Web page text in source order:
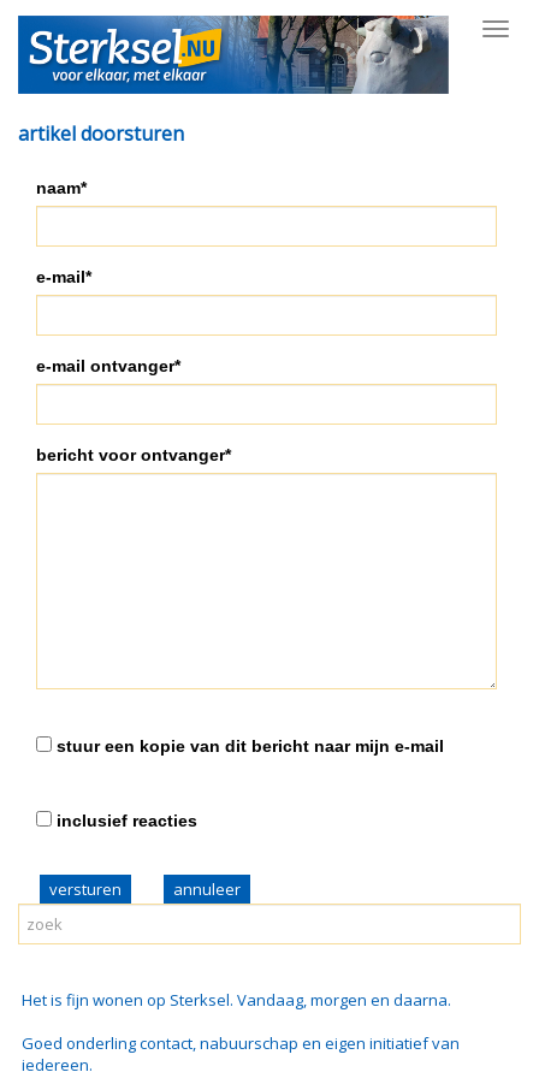
artikel doorsturen
naam*
e-mail*
e-mail ontvanger*
bericht voor ontvanger*
stuur een kopie van dit bericht naar mijn e-mail
inclusief reacties
versturen
Het is fijn wonen op Sterksel. Vandaag, morgen en daarna.
Goed onderling contact, nabuurschap en eigen initiatief van
iedereen.